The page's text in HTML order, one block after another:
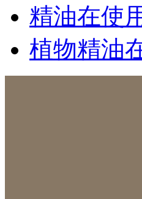
精油在使
植物精油